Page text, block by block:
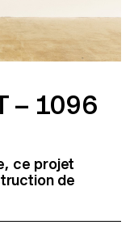
– 1096
ce projet
de